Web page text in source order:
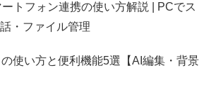
トフォン連携の使い方解説 | PCでス
・ファイル管理
使い方と便利機能5選【AI編集・背景